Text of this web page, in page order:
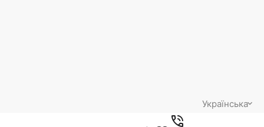
Українська